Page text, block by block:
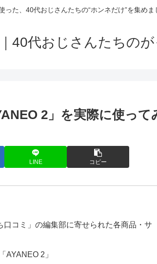
った、40代おじさんたちの“ホンネだけ”を集めま
40代おじさんたちのが
2」を実際に使って
LINE コピー
コミ」の編集部に寄せられた各商品・サ
AYANEO 2」